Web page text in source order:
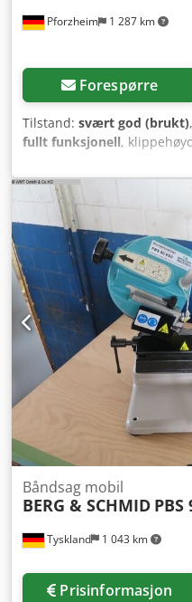
Pforzheim 1 287 km
Forespørre
Tilstand: svært god (brukt)
fullt funksjonell,
båndsagautomat SBA 361:
damer og herrer, vi er
høyverdige FORTE
2002. Maskinen er i brukt
I Emvjx Ag Tek • Maksimal
• Innmatingsrullebane •
Plassbehov ca. (høyde/
300 cm Pris netto: 26.000
Tyskland 1 043 km
Båndsag mobil
BERG & SCHMID PBS
Prisinformasjon